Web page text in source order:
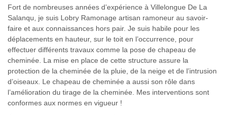
Fort de nombreuses années d’expérience à Villelongue De La
Salanqu, je suis Lobry Ramonage artisan ramoneur au savoir-
faire et aux connaissances hors pair. Je suis habile pour les
déplacements en hauteur, sur le toit en l’occurrence, pour
effectuer différents travaux comme la pose de chapeau de
cheminée. La mise en place de cette structure assure la
protection de la cheminée de la pluie, de la neige et de l’intrusion
d’oiseaux. Le chapeau de cheminée a aussi son rôle dans
l’amélioration du tirage de la cheminée. Mes interventions sont
conformes aux normes en vigueur !